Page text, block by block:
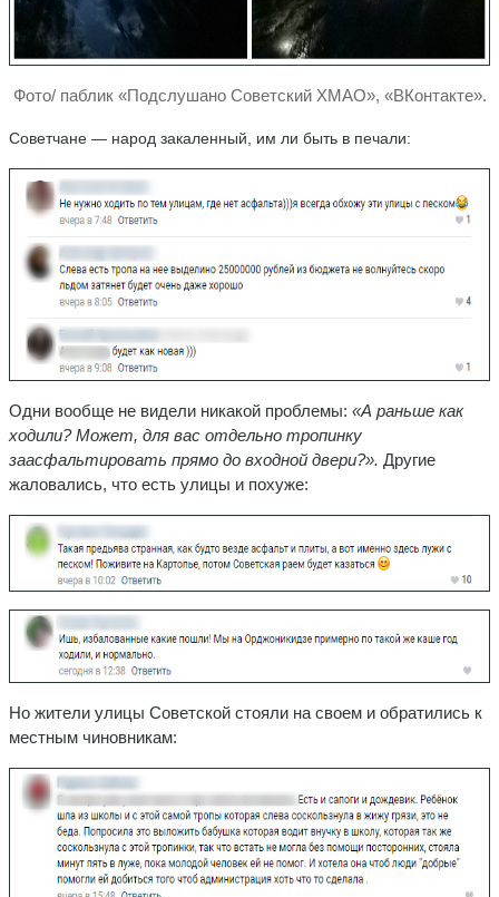
Фото/ паблик «Подслушано Советский ХМАО», «ВКонтакте».
Советчане — народ закаленный, им ли быть в печали:
Одни вообще не видели никакой проблемы: «А раньше как
ходили? Может, для вас отдельно тропинку
заасфальтировать прямо до входной двери?». Другие
жаловались, что есть улицы и похуже:
Но жители улицы Советской стояли на своем и обратились к
местным чиновникам: